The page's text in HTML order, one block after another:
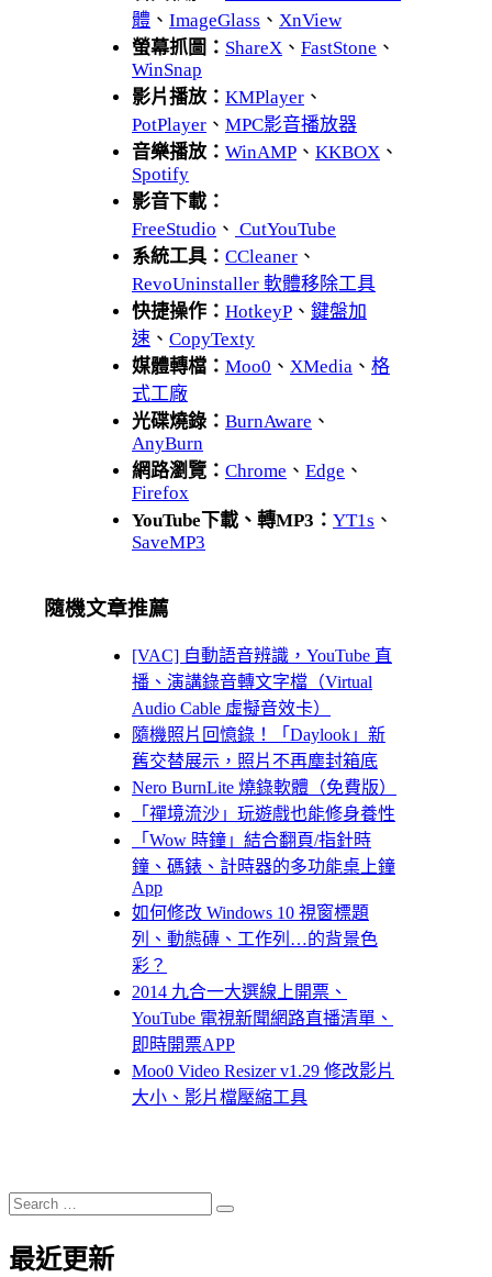
體 、 ImageGlass 、 XnView
螢幕抓圖： ShareX 、 FastStone 、
WinSnap
影片播放： KMPlayer 、
PotPlayer 、 MPC影音播放器
音樂播放： WinAMP 、 KKBOX 、
Spotify
影音下載：
FreeStudio 、 CutYouTube
系統工具： CCleaner 、
RevoUninstaller 軟體移除工具
快捷操作： HotkeyP 、 鍵盤加
速 、 CopyTexty
媒體轉檔： Moo0 、 XMedia 、 格
式工廠
光碟燒錄： BurnAware 、
AnyBurn
網路瀏覽： Chrome 、 Edge 、
Firefox
YouTube下載、轉MP3： YT1s 、
SaveMP3
隨機文章推薦
[VAC] 自動語音辨識，YouTube 直
播、演講錄音轉文字檔（Virtual
Audio Cable 虛擬音效卡）
隨機照片回憶錄！「Daylook」新
舊交替展示，照片不再塵封箱底
Nero BurnLite 燒錄軟體（免費版）
「禪境流沙」玩遊戲也能修身養性
「Wow 時鐘」結合翻頁/指針時
鐘、碼錶、計時器的多功能桌上鐘
App
如何修改 Windows 10 視窗標題
列、動態磚、工作列…的背景色
彩？
2014 九合一大選線上開票、
YouTube 電視新聞網路直播清單、
即時開票APP
Moo0 Video Resizer v1.29 修改影片
大小、影片檔壓縮工具
Search
for:
Search
最近更新